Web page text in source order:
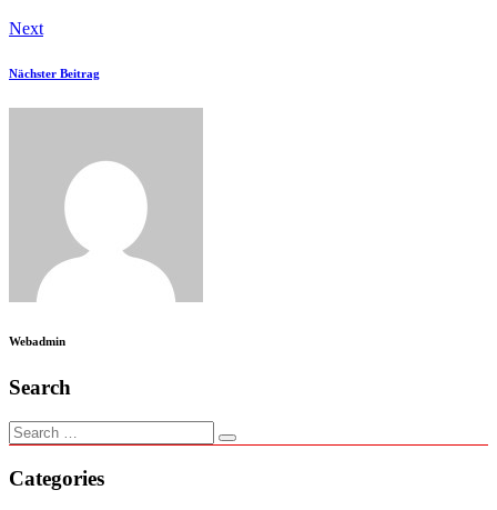
Next
Nächster Beitrag
Webadmin
Search
Categories